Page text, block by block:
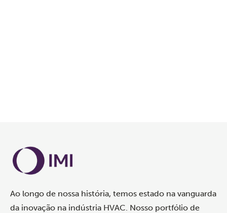
Ao longo de nossa história, temos estado na vanguarda
da inovação na indústria HVAC. Nosso portfólio de